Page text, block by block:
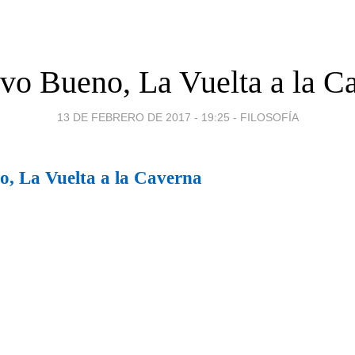
Bueno, La Vuelta a la
13 DE FEBRERO DE 2017 - 19:25 - FILOSOFÍA
La Vuelta a la Caverna